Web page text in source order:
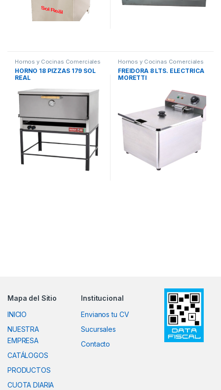
Hornos y Cocinas Comerciales
HORNO 18 PIZZAS 179 SOL
REAL
Hornos y Cocinas Comerciales
FREIDORA 8 LTS. ELECTRICA
MORETTI
Mapa del Sitio
INICIO
NUESTRA
EMPRESA
CATÁLOGOS
PRODUCTOS
CUOTA DIARIA
Institucional
Envianos tu CV
Sucursales
Contacto